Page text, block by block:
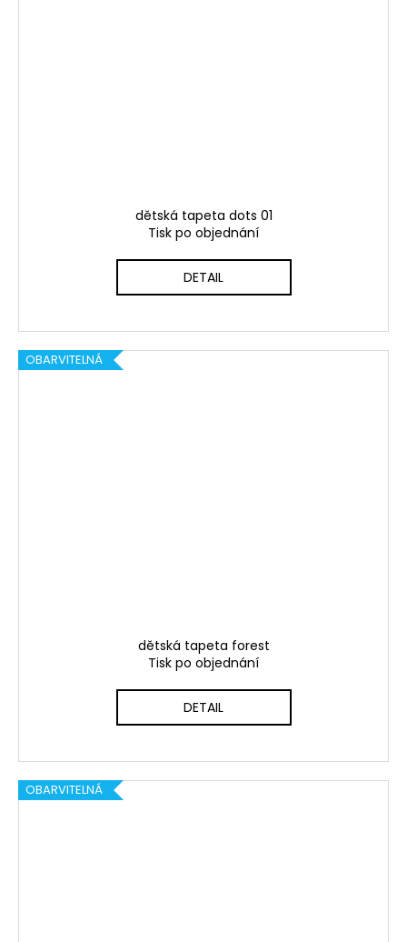
dětská tapeta dots 01
Tisk po objednání
DETAIL
OBARVITELNÁ
dětská tapeta forest
Tisk po objednání
DETAIL
OBARVITELNÁ